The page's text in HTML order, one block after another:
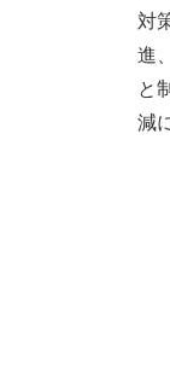
対
進
と
減